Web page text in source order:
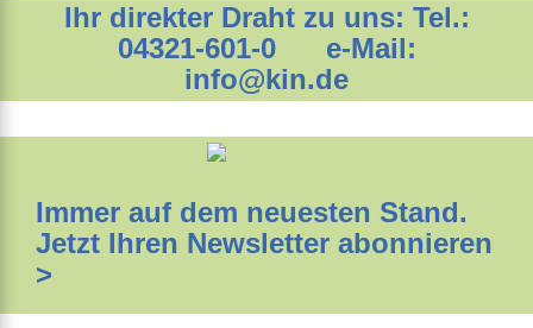
Ihr direkter Draht zu uns: Tel.:
04321-601-0 e-Mail:
info@kin.de
Immer auf dem neuesten Stand.
Jetzt Ihren Newsletter abonnieren
>